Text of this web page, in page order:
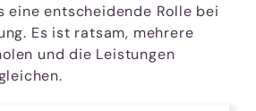
eine entscheidende Rolle bei
Es ist ratsam, mehrere
und die Leistungen